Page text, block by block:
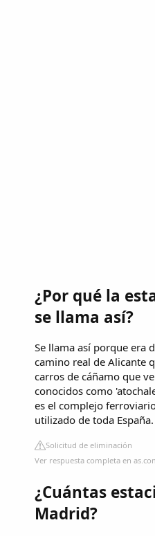
¿Por qué la
se llama así?
Se llama así porque era
camino real de Alicante
carros de cáñamo que
conocidos como
es el complejo
utilizado de toda España.
Solicitud de eliminación
Ver respuesta completa en
¿Cuántas
Madrid?